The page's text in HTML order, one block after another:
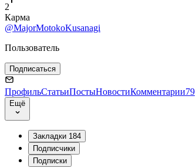
2
Карма
@MajorMotokoKusanagi
Пользователь
Подписаться
ПрофильСтатьиПостыНовостиКомментарии79
Ещё
Закладки 184
Подписчики
Подписки